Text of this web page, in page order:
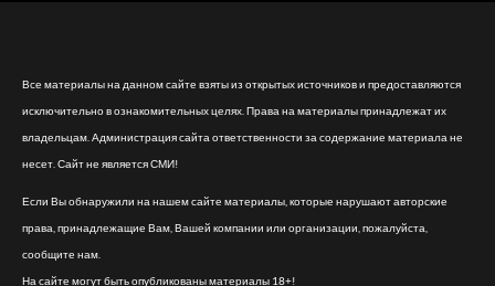
Все материалы на данном сайте взяты из открытых источников и предоставляются
исключительно в ознакомительных целях. Права на материалы принадлежат их
владельцам. Администрация сайта ответственности за содержание материала не
несет. Сайт не является СМИ!
Если Вы обнаружили на нашем сайте материалы, которые нарушают авторские
права, принадлежащие Вам, Вашей компании или организации, пожалуйста,
сообщите нам.
На сайте могут быть опубликованы материалы 18+!